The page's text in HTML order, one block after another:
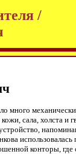
/
много
сала, холста и
конторы,